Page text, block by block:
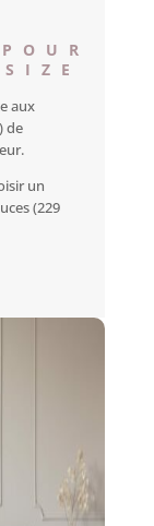
aux
de
un
(229